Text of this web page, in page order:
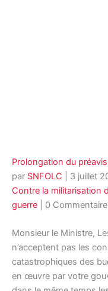
Prolongation du
par SNFOLC 3 juillet
Contre la militarisation
guerre | 0
Monsieur le Ministre,
n’acceptent pas les
catastrophiques des
en œuvre par votre